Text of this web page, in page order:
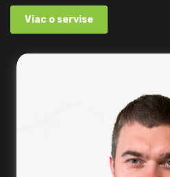
Viac o servise